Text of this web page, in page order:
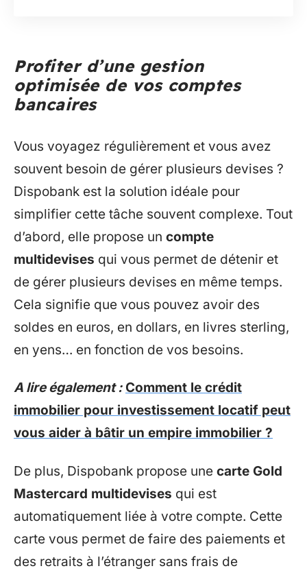
Profiter d’une gestion
optimisée de vos comptes
bancaires
Vous voyagez régulièrement et vous avez
souvent besoin de gérer plusieurs devises ?
Dispobank est la solution idéale pour
simplifier cette tâche souvent complexe. Tout
d’abord, elle propose un compte
multidevises qui vous permet de détenir et
de gérer plusieurs devises en même temps.
Cela signifie que vous pouvez avoir des
soldes en euros, en dollars, en livres sterling,
en yens… en fonction de vos besoins.
A lire également : Comment le crédit
immobilier pour investissement locatif peut
vous aider à bâtir un empire immobilier ?
De plus, Dispobank propose une carte Gold
Mastercard multidevises qui est
automatiquement liée à votre compte. Cette
carte vous permet de faire des paiements et
des retraits à l’étranger sans frais de